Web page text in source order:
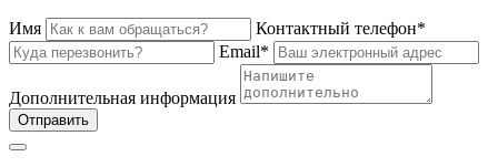
Имя
Контактный телефон*
Email*
Дополнительная информация
Отправить